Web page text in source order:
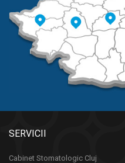
SERVICII
Cabinet Stomatologic Cluj